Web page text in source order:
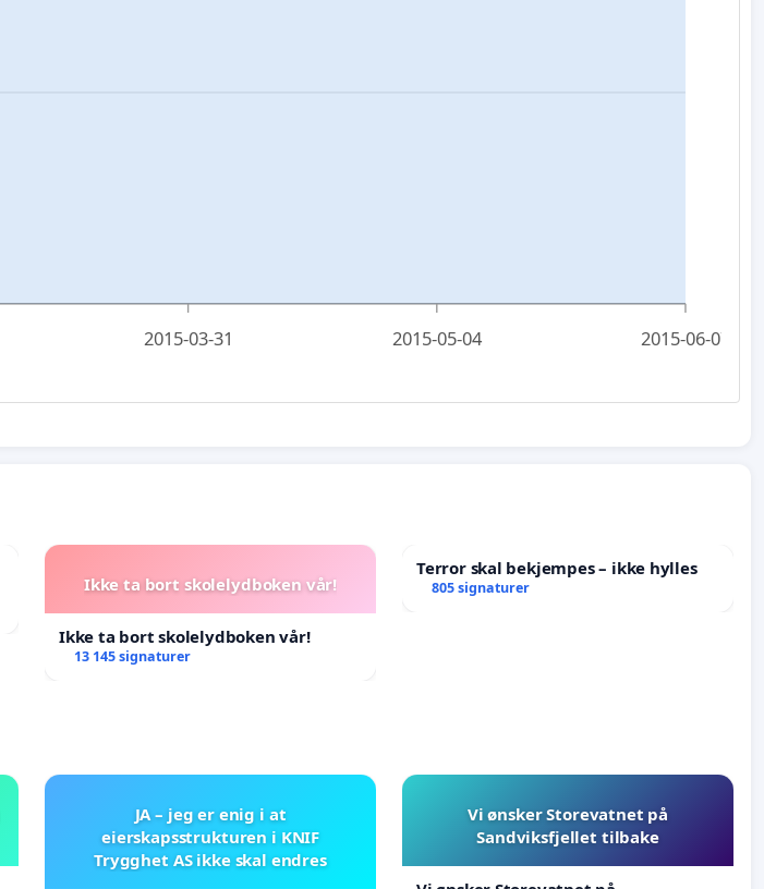
2015-03-31 2015-05-04 2015-06-07
Ikke ta bort skolelydboken vår!
Ikke ta bort skolelydboken vår!
13 145 signaturer
Terror skal bekjempes – ikke hylles
805 signaturer
JA – jeg er enig i at
eierskapsstrukturen i KNIF
Trygghet AS ikke skal endres
Vi ønsker Storevatnet på
Sandviksfjellet tilbake